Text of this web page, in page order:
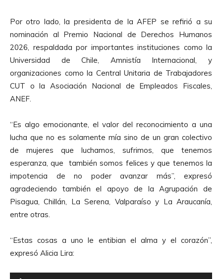
Por otro lado, la presidenta de la AFEP se refirió a su
nominación al Premio Nacional de Derechos Humanos
2026, respaldada por importantes instituciones como la
Universidad de Chile, Amnistía Internacional, y
organizaciones como la Central Unitaria de Trabajadores
CUT o la Asociación Nacional de Empleados Fiscales,
ANEF.
“Es algo emocionante, el valor del reconocimiento a una
lucha que no es solamente mía sino de un gran colectivo
de mujeres que luchamos, sufrimos, que tenemos
esperanza, que también somos felices y que tenemos la
impotencia de no poder avanzar más”, expresó
agradeciendo también el apoyo de la Agrupación de
Pisagua, Chillán, La Serena, Valparaíso y La Araucanía,
entre otras.
“Estas cosas a uno le entibian el alma y el corazón”,
expresó Alicia Lira: